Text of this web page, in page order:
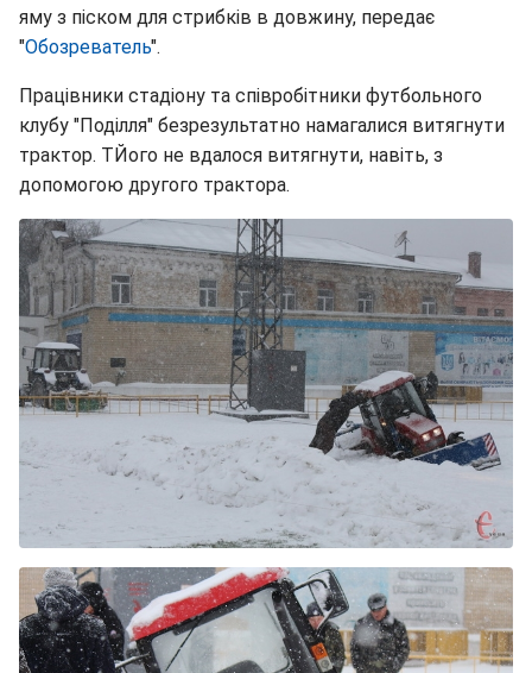
яму з піском для стрибків в довжину, передає
"Обозреватель".
Працівники стадіону та співробітники футбольного
клубу "Поділля" безрезультатно намагалися витягнути
трактор. ТЙого не вдалося витягнути, навіть, з
допомогою другого трактора.